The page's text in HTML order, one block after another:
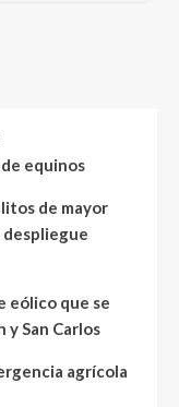
equinos
de mayor
eólico que se
y San Carlos
agrícola